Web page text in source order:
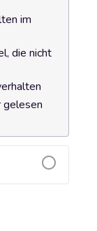
im
die nicht
gelesen